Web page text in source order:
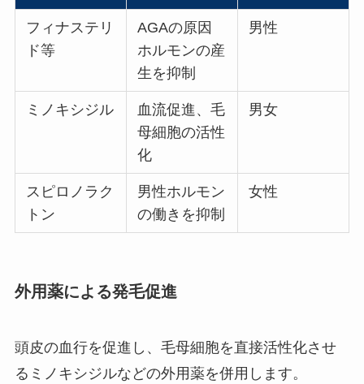
フィナステリ
ド等
AGAの原因
ホルモンの産
生を抑制
男性
ミノキシジル
血流促進、毛
母細胞の活性
化
男女
スピロノラク
トン
男性ホルモン
の働きを抑制
女性
外用薬による発毛促進
頭皮の血行を促進し、毛母細胞を直接活性化させ
るミノキシジルなどの外用薬を併用します。